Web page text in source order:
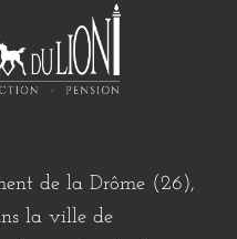
de la Drôme (26 ),
la ville de